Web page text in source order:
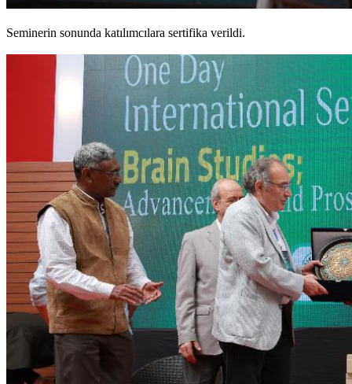
Seminerin sonunda katılımcılara sertifika verildi.